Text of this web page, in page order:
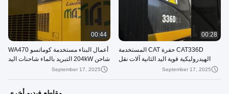
00:28
CAT336D حفرة CAT المستخدمة
الهيدروليكية قوية اليد الثانية آلات نقل
September 17, 2025
00:44
أعمال البناء مستخدمة كوماتسو WA470
شاحن 204kW التبريد بالماء شاحنات اليد
September 17, 2025